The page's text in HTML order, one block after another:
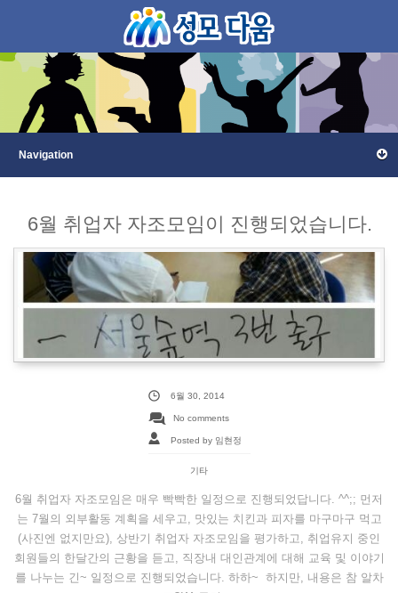
6월 취업자 자조모임이 진행되었습니다.
6월 30, 2014
No comments
Posted by 임현정
기타
6월 취업자 자조모임은 매우 빡빡한 일정으로 진행되었답니다. ^^;; 먼저
는 7월의 외부활동 계획을 세우고, 맛있는 치킨과 피자를 마구마구 먹고
(사진엔 없지만요), 상반기 취업자 자조모임을 평가하고, 취업유지 중인
회원들의 한달간의 근황을 듣고, 직장내 대인관계에 대해 교육 및 이야기
를 나누는 긴~ 일정으로 진행되었습니다. 하하~ 하지만, 내용은 참 알차